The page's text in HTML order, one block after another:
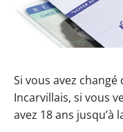
Si vous avez
Incarvillais, si vous
avez 18 ans